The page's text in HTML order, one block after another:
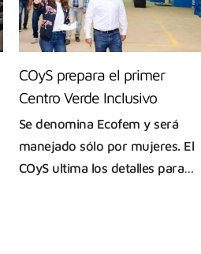
COyS prepara el primer
Centro Verde Inclusivo
Se denomina Ecofem y será
manejado sólo por mujeres. El
COyS ultima los detalles para…